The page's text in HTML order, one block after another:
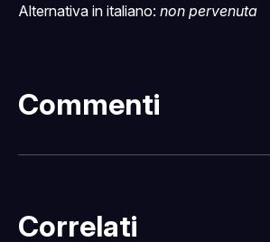
Alternativa in italiano: non pervenuta
Commenti
Correlati